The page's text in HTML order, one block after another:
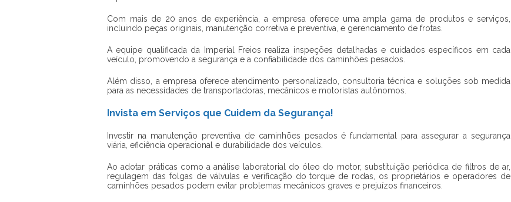
Com mais de 20 anos de experiência, a empresa oferece uma ampla gama de produtos e serviços,
incluindo peças originais, manutenção corretiva e preventiva, e gerenciamento de frotas.
A equipe qualificada da Imperial Freios realiza inspeções detalhadas e cuidados específicos em cada
veículo, promovendo a segurança e a confiabilidade dos caminhões pesados.
Além disso, a empresa oferece atendimento personalizado, consultoria técnica e soluções sob medida
para as necessidades de transportadoras, mecânicos e motoristas autônomos.
Invista em Serviços que Cuidem da Segurança!
Investir na manutenção preventiva de caminhões pesados é fundamental para assegurar a segurança
viária, eficiência operacional e durabilidade dos veículos.
Ao adotar práticas como a análise laboratorial do óleo do motor, substituição periódica de filtros de ar,
regulagem das folgas de válvulas e verificação do torque de rodas, os proprietários e operadores de
caminhões pesados podem evitar problemas mecânicos graves e prejuízos financeiros.